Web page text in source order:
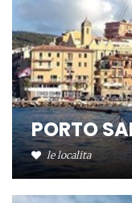
PORTO
le localita